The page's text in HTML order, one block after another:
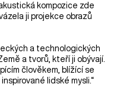
kompozice zde
ji projekce obrazů
a technologických
a tvorů, kteří ji obývají.
člověkem, blížící se
lidské mysli.“